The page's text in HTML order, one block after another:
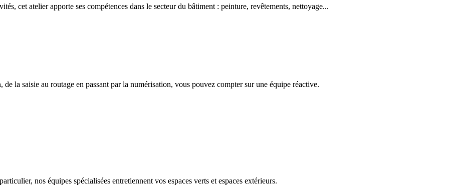
cet atelier apporte ses compétences dans le secteur du bâtiment : peinture, revêtements, nettoyage...
la saisie au routage en passant par la numérisation, vous pouvez compter sur une équipe réactive.
nos équipes spécialisées entretiennent vos espaces verts et espaces extérieurs.